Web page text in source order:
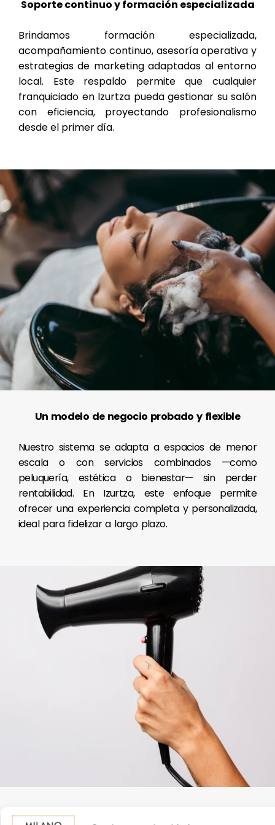
Soporte continuo y formación especializada
Brindamos formación especializada,
acompañamiento continuo, asesoría operativa y
estrategias de marketing adaptadas al entorno
local. Este respaldo permite que cualquier
franquiciado en Izurtza pueda gestionar su salón
con eficiencia, proyectando profesionalismo
desde el primer día.
Un modelo de negocio probado y flexible
Nuestro sistema se adapta a espacios de menor
escala o con servicios combinados —como
peluquería, estética o bienestar— sin perder
rentabilidad. En Izurtza, este enfoque permite
ofrecer una experiencia completa y personalizada,
ideal para fidelizar a largo plazo.
Sistema de negocio integral 360º